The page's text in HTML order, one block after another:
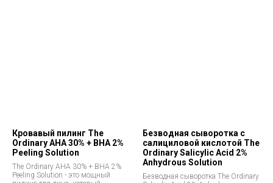
Кровавый пилинг The
Ordinary AHA 30% + BHA 2%
Peeling Solution
The Ordinary AHA 30% + BHA 2%
Peeling Solution - это мощный
Безводная сыворотка с
салициловой кислотой The
Ordinary Salicylic Acid 2%
Anhydrous Solution
Безводная сыворотка The Ordinary